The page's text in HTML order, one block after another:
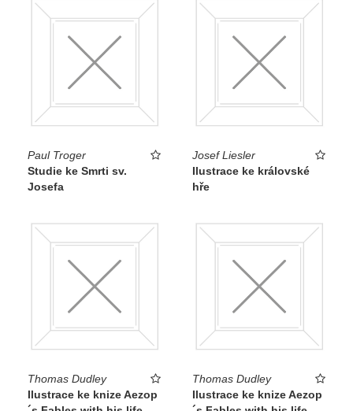
Paul Troger
Studie ke Smrti sv.
Josefa
Josef Liesler
Ilustrace ke královské
hře
Thomas Dudley
Ilustrace ke knize Aezop
Thomas Dudley
Ilustrace ke knize Aezop